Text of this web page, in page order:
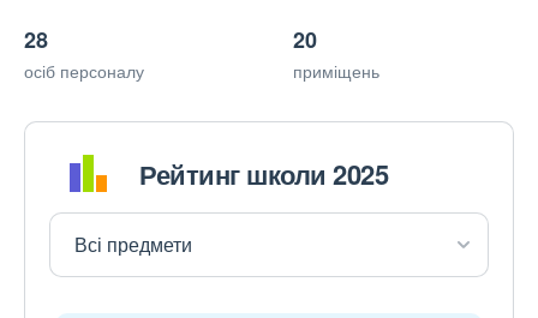
28
осіб персоналу
20
приміщень
Рейтинг школи 2025